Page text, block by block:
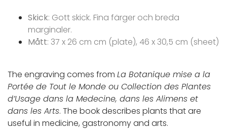
Skick: Gott skick. Fina färger och breda
marginaler.
Mått: 37 x 26 cm cm (plate), 46 x 30,5 cm (sheet)
The engraving comes from La Botanique mise a la
Portée de Tout le Monde ou Collection des Plantes
d’Usage dans la Medecine, dans les Alimens et
dans les Arts. The book describes plants that are
useful in medicine, gastronomy and arts.